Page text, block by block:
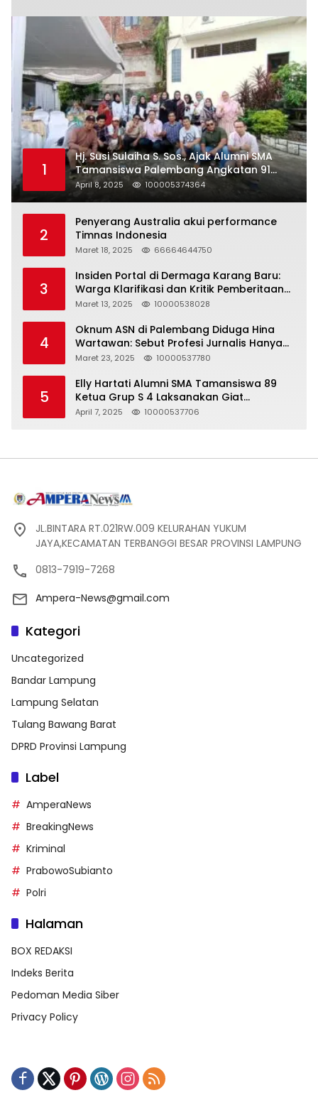
1
Hj. Susi Sulaiha S. Sos., Ajak Alumni SMA
Tamansiswa Palembang Angkatan 91
Halal Bihalal
April 8, 2025 100005374364
2
Penyerang Australia akui performance
Timnas Indonesia
Maret 18, 2025 66664644750
3
Insiden Portal di Dermaga Karang Baru:
Warga Klarifikasi dan Kritik Pemberitaan
yang Tidak Akurat
Maret 13, 2025 10000538028
4
Oknum ASN di Palembang Diduga Hina
Wartawan: Sebut Profesi Jurnalis Hanya
Seharga 2 Liter Bensin, Berujung Dugaan
Maret 23, 2025 10000537780
5
Elly Hartati Alumni SMA Tamansiswa 89
Ketua Grup S 4 Laksanakan Giat
Silaturahmi
April 7, 2025 10000537706
JL.BINTARA RT.021RW.009 KELURAHAN YUKUM
JAYA,KECAMATAN TERBANGGI BESAR PROVINSI LAMPUNG
0813-7919-7268
Ampera-News@gmail.com
Kategori
Uncategorized
Bandar Lampung
Lampung Selatan
Tulang Bawang Barat
DPRD Provinsi Lampung
Label
AmperaNews
BreakingNews
Kriminal
PrabowoSubianto
Polri
Halaman
BOX REDAKSI
Indeks Berita
Pedoman Media Siber
Privacy Policy